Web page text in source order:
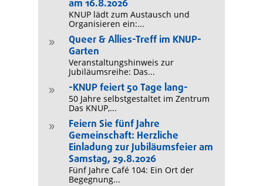
am 16.8.2026
KNUP lädt zum Austausch und
Organisieren ein:...
9
Queer & Allies-Treff im KNUP-
Garten
Veranstaltungshinweis zur
Jubiläumsreihe: Das...
9 -KNUP feiert 50 Tage lang-
50 Jahre selbstgestaltet im Zentrum
Das KNUP,...
9
Feiern Sie fünf Jahre
Gemeinschaft: Herzliche
Einladung zur Jubiläumsfeier am
Samstag, 29.8.2026
Fünf Jahre Café 104: Ein Ort der
Begegnung...